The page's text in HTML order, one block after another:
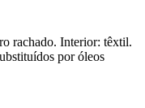
rachado. Interior: têxtil.
por óleos